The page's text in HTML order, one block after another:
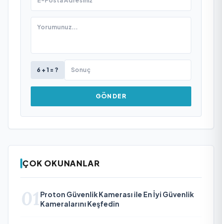
6 + 1 = ?
GÖNDER
ÇOK OKUNANLAR
01 Proton Güvenlik Kamerası ile En İyi Güvenlik
Kameralarını Keşfedin